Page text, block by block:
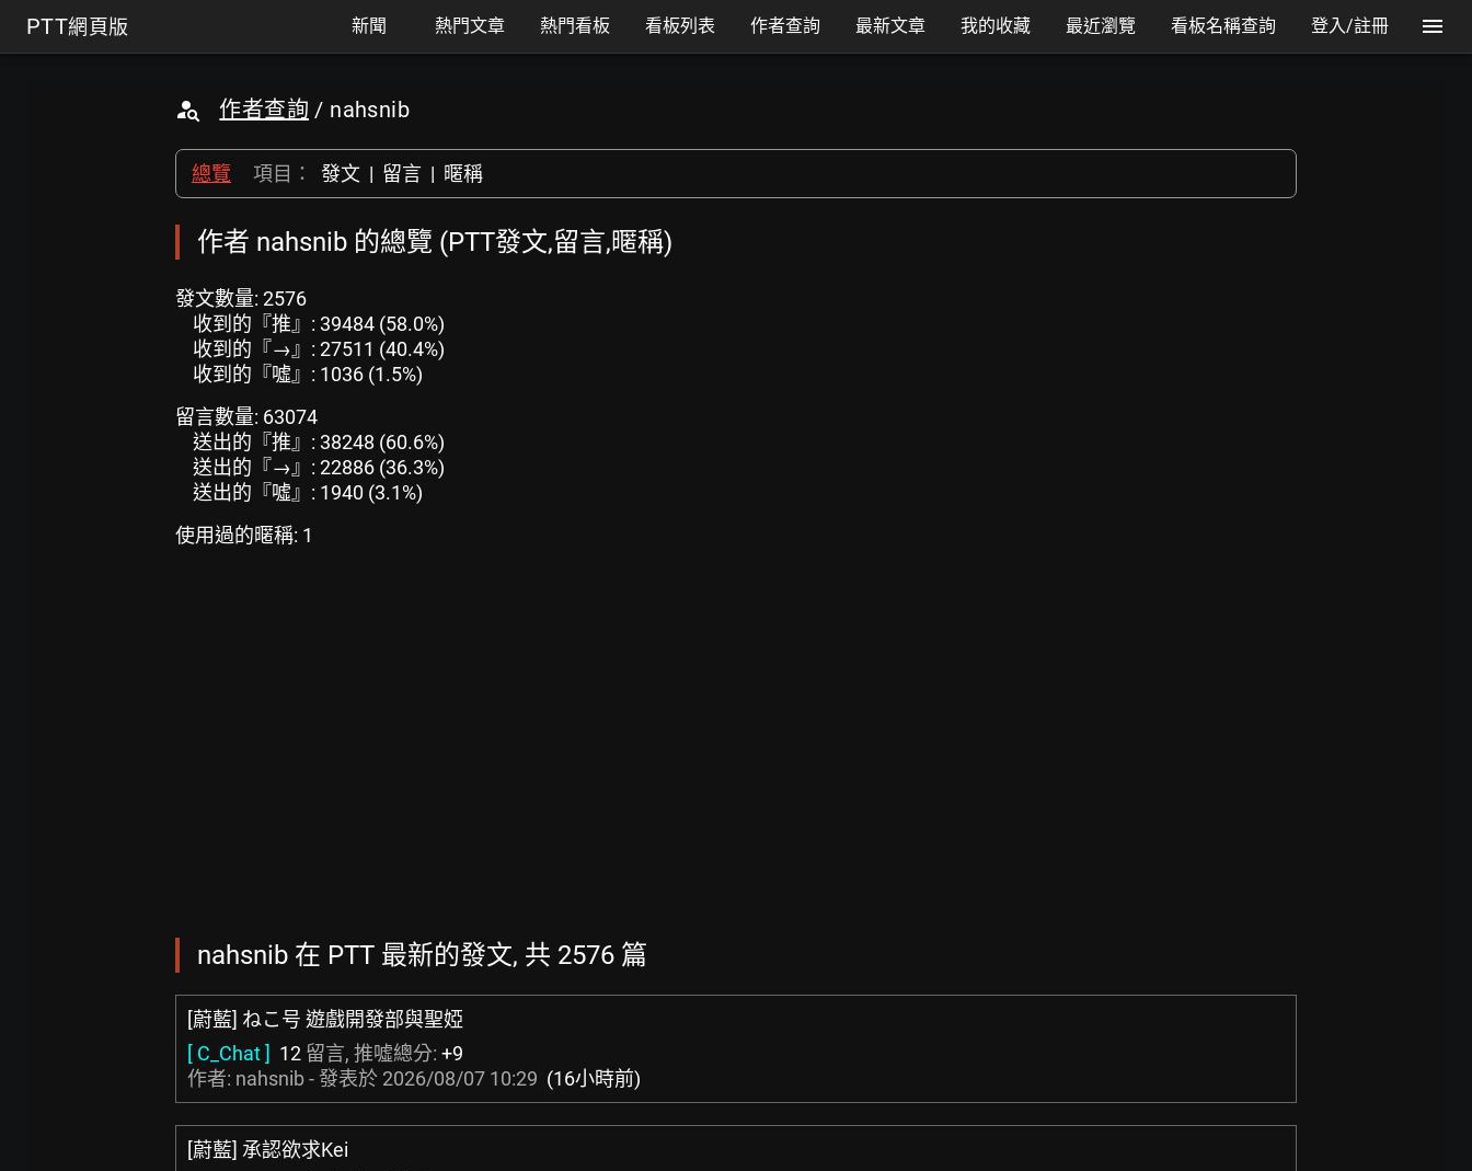
PTT網頁版 新聞 熱門文章 熱門看板 看板列表 作者查詢 最新文章 我的收藏 最近瀏覽 看板名稱查詢 登入/註冊
作者查詢 / nahsnib
總覽 項目： 發文 | 留言 | 暱稱
作者 nahsnib 的總覽 (PTT發文,留言,暱稱)
發文數量: 2576
收到的『推』: 39484 (58.0%)
收到的『→』: 27511 (40.4%)
收到的『噓』: 1036 (1.5%)
留言數量: 63074
送出的『推』: 38248 (60.6%)
送出的『→』: 22886 (36.3%)
送出的『噓』: 1940 (3.1%)
使用過的暱稱: 1
nahsnib 在 PTT 最新的發文, 共 2576 篇
[蔚藍] ねこ号 遊戲開發部與聖婭
[ C_Chat ] 12 留言, 推噓總分: +9
作者: nahsnib - 發表於 2026/08/07 10:29 (16小時前)
[蔚藍] 承認欲求Kei